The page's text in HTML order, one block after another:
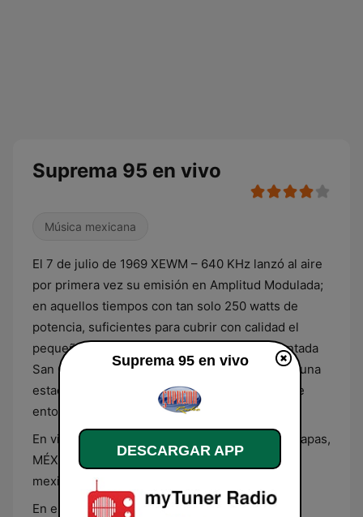
Suprema 95 en vivo
Música mexicana
El 7 de julio de 1969 XEWM – 640 KHz lanzó al aire
por primera vez su emisión en Amplitud Modulada;
en aquellos tiempos con tan solo 250 watts de
potencia, suficientes para cubrir con calidad el
pequeño y cristalino valle en el que está asentada
San Cristóbal de Las Casas. Así Chiapas sumó una
estación más a la decena de radiodifusoras que
entonces radiaban sobre el sureste mexicano.
En vivo, desde San Cristóbal de Las Casas, Chiapas,
MÉXICO. Más de 40 años en el aire del sureste
mexicano y ahora para el mundo entero.
En el 2011, con los avances tecnológicos que
Suprema 95 en vivo
DESCARGAR APP